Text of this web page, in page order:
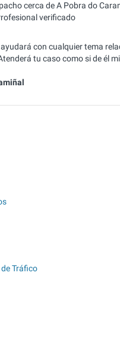
cerca de A Pobra do
verificado
con cualquier tema
tu caso como si de él
Tráfico